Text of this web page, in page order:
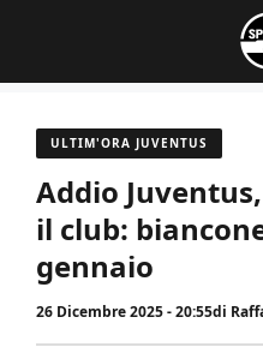
contenuto
ULTIM'ORA JUVENTUS
Addio Juventus,
il club:
gennaio
26 Dicembre 2025 - 20:55di